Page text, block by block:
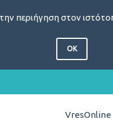
περιήγηση στον
OK
VresOnline